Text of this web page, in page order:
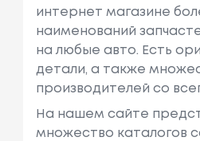
интернет магазине
наименований
на любые авто. Есть
детали, а также
производителей со
На нашем сайте
множество каталогов